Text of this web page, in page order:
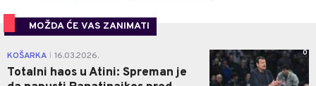
MOŽDA ĆE VAS ZANIMATI
KOŠARKA 16.03.2026.
Totalni haos u Atini: Spreman je
0